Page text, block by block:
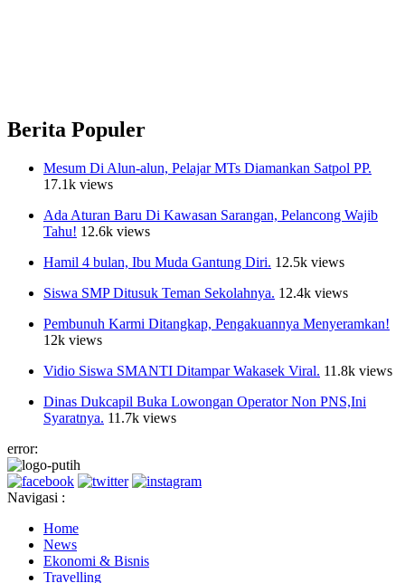
Berita Populer
Mesum Di Alun-alun, Pelajar MTs Diamankan Satpol PP.
17.1k views
Ada Aturan Baru Di Kawasan Sarangan, Pelancong Wajib
Tahu! 12.6k views
Hamil 4 bulan, Ibu Muda Gantung Diri. 12.5k views
Siswa SMP Ditusuk Teman Sekolahnya. 12.4k views
Pembunuh Karmi Ditangkap, Pengakuannya Menyeramkan!
12k views
Vidio Siswa SMANTI Ditampar Wakasek Viral. 11.8k views
Dinas Dukcapil Buka Lowongan Operator Non PNS,Ini
Syaratnya. 11.7k views
error:
Navigasi :
Home
News
Ekonomi & Bisnis
Travelling